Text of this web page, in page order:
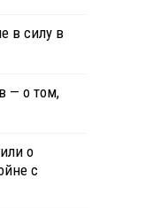
в силу в
— о том,
о
с